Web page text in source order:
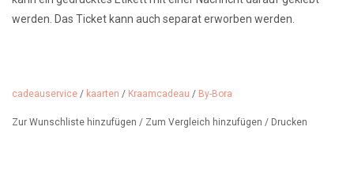
werden. Das Ticket kann auch separat erworben werden.
cadeauservice / kaarten / Kraamcadeau / By-Bora
Zur Wunschliste hinzufügen / Zum Vergleich hinzufügen / Drucken